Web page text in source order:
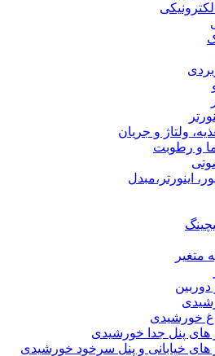
ولتاژ و جریان
و رطوبت
اینورتر،مبدل
متغیر
خورشیدی
های پنل جدا خورشیدی
های خیابانی و پنل سرخود خورشیدی